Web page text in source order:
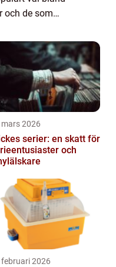
och de som
detaljerad
2026
serier: en skatt för
och
februari 2026